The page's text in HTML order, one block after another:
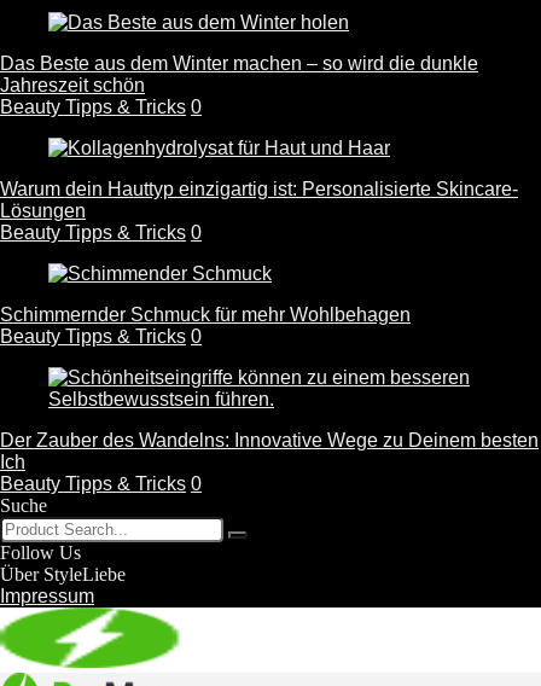
Das Beste aus dem Winter machen – so wird die dunkle
Jahreszeit schön
Beauty Tipps & Tricks 0
Warum dein Hauttyp einzigartig ist: Personalisierte Skincare-
Lösungen
Beauty Tipps & Tricks 0
Schimmernder Schmuck für mehr Wohlbehagen
Beauty Tipps & Tricks 0
Der Zauber des Wandelns: Innovative Wege zu Deinem besten
Ich
Beauty Tipps & Tricks 0
Suche
Follow Us
Über StyleLiebe
Impressum